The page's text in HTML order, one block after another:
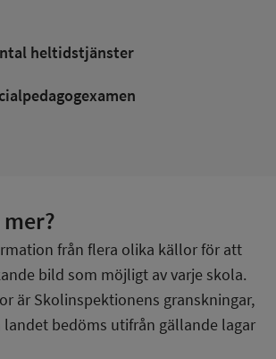
heltidstjänster
från flera olika källor för att
bild som möjligt av varje skola.
är Skolinspektionens granskningar,
bedöms utifrån gällande lagar